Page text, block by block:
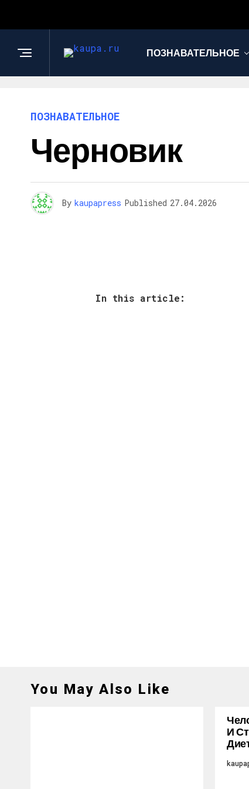
ПОЗНАВАТЕЛЬНОЕ
ПОЗНАВАТЕЛЬНОЕ
Черновик
By kaupapress Published 27.04.2026
In this article:
You May Also Like
И